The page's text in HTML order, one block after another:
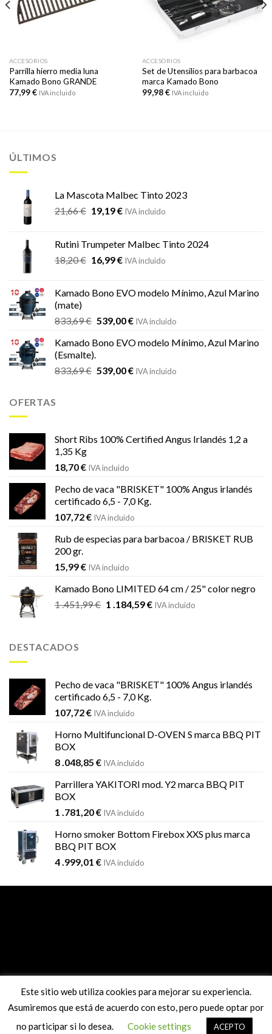
ACCESORIOS
Parrilla hierro media luna
Kamado Bono GRANDE
77,99€ IVA incluido
ACCESORIOS
Set de Utensilios para barbacoa
marca Kamado Bono
99,98€ IVA incluido
ÚLTIMOS
La Mascota Malbec Tinto 2023
21,66€ El
era:
21,66 €.
19,19€El
es:
19,19 €.
IVA incluido
Rutini Trumpeter Malbec Tinto 2024
18,20€ El
era:
16,99€El
es:
IVA incluido
Kamado Bono EVO modelo Mínimo, Azul Marino
(mate)
833,69€ El
original
era:
833,69 €.
539,00€El
actual
539,00 €.
IVA incluido
Kamado Bono EVO modelo Mínimo, Azul Marino
(Esmalte).
833,69€ El
539,00€ElIVA incluido
OFERTAS
Short Ribs 100% Certified Angus Irlandés 1,2 a
1,35 Kg
18,70€ IVA incluido
Pecho de vaca "BRISKET" 100% Angus irlandés
certificado 6,5 - 7,0 Kg.
107,72€ IVA incluido
Rub de especias para barbacoa / BRISKET RUB
200 gr.
15,99€ IVA incluido
Kamado Bono LIMITED 64 cm / 25" color negro
1 .451,99€ El
1 .184,59€ElIVA incluido
DESTACADOS
Pecho de vaca "BRISKET" 100% Angus irlandés
certificado 6,5 - 7,0 Kg.
107,72€ IVA incluido
Horno Multifuncional D-OVEN S marca BBQ PIT
BOX
8 .048,85 € IVA incluido
Parrillera YAKITORI mod. Y2 marca BBQ PIT
BOX
1 .781,20€ IVA incluido
Horno smoker Bottom Firebox XXS plus marca
BBQ PIT BOX
4 .999,01 € IVA incluido
Pago seguro con sistema REDSYS
info@comanderbbq.com
Este sitio web utiliza cookies para mejorar su experiencia.
Asumiremos que está de acuerdo con esto, pero puede optar por
no participar si lo desea.
Cookie settings ACEPTO